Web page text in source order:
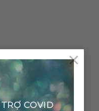
COVID
×